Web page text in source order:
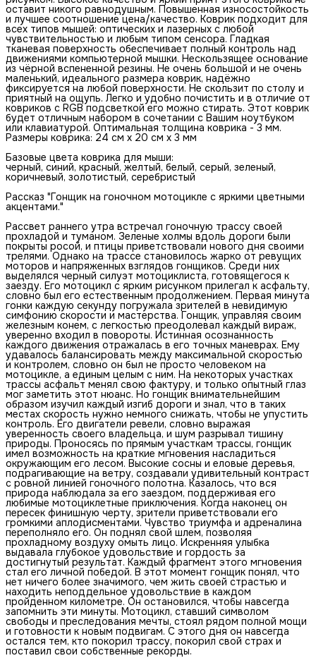
оставит никого равнодушным. Повышенная износостойкость
и лучшее соотношение цена/качество. Коврик подходит для
всех типов мышей: оптических и лазерных с любой
чувствительностью и любым типом сенсора. Гладкая
тканевая поверхность обеспечивает полный контроль над
движениями компьютерной мышки. Нескользящее основание
из чёрной вспененной резины. Не очень большой и не очень
маленький, идеального размера коврик, надёжно
фиксируется на любой поверхности. Не скользит по столу и
приятный на ощупь. Легко и удобно почистить и в отличие от
ковриков с RGB подсветкой его можно стирать. Этот коврик
будет отличным набором в сочетании с Вашим ноутбуком
или клавиатурой. Оптимальная толщина коврика - 3 мм.
Размеры коврика: 24 см x 20 см x 3 мм
Базовые цвета коврика для мыши:
черный, синий, красный, желтый, белый, серый, зеленый,
коричневый, золотистый, серебристый
Рассказ "Гонщик на гоночном мотоцикле с яркими цветными
акцентами."
Рассвет раннего утра встречал гоночную трассу своей
прохладой и туманом. Зеленые холмы вдоль дороги были
покрыты росой, и птицы приветствовали нового дня своими
трелями. Однако на трассе становилось жарко от ревущих
моторов и напряженных взглядов гонщиков. Среди них
выделялся черный силуэт мотоциклиста, готовящегося к
заезду. Его мотоцикл с ярким рисунком прилегал к асфальту,
словно был его естественным продолжением. Первая минута
гонки каждую секунду погружала зрителей в невидимую
симфонию скорости и мастерства. Гонщик, управляя своим
железным конем, с легкостью преодолевал каждый вираж,
уверенно входил в повороты. Истинная осознанность
каждого движения отражалась в его точных маневрах. Ему
удавалось балансировать между максимальной скоростью
и контролем, словно он был не просто человеком на
мотоцикле, а единым целым с ним. На некоторых участках
трассы асфальт менял свою фактуру, и только опытный глаз
мог заметить этот нюанс. Но гонщик внимательнейшим
образом изучил каждый изгиб дороги и знал, что в таких
местах скорость нужно немного снижать, чтобы не упустить
контроль. Его двигатели ревели, словно выражая
уверенность своего владельца, и шум разрывал тишину
природы. Проносясь по прямым участкам трассы, гонщик
имел возможность на краткие мгновения насладиться
окружающим его лесом. Высокие сосны и еловые деревья,
подрагивающие на ветру, создавали удивительный контраст
с ровной линией гоночного полотна. Казалось, что вся
природа наблюдала за его заездом, поддерживая его
любимые мотоциклетные приключения. Когда наконец он
пересек финишную черту, зрители приветствовали его
громкими аплодисментами. Чувство триумфа и адреналина
переполняло его. Он поднял свой шлем, позволяя
прохладному воздуху омыть лицо. Искренняя улыбка
выдавала глубокое удовольствие и гордость за
достигнутый результат. Каждый фрагмент этого мгновения
стал его личной победой. В этот момент гонщик понял, что
нет ничего более значимого, чем жить своей страстью и
находить неподдельное удовольствие в каждом
пройденном километре. Он остановился, чтобы навсегда
запомнить эти минуты. Мотоцикл, ставший символом
свободы и преследования мечты, стоял рядом полной мощи
и готовности к новым подвигам. С этого дня он навсегда
остался тем, кто покорил трассу, покорил свой страх и
поставил свои собственные рекорды.